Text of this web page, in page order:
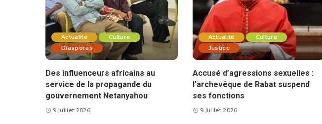
Actualité
Culture
Diasporas
Des influenceurs africains au
service de la propagande du
gouvernement Netanyahou
9 juillet 2026
Actualité
Culture
Justice
Accusé d’agressions sexuelles :
l’archevêque de Rabat suspend
ses fonctions
9 juillet 2026